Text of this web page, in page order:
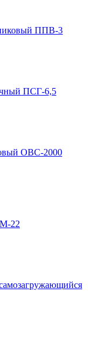
ППВ-3
ПСГ-6,5
ОВС-2000
22